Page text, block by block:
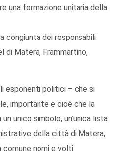
una formazione unitaria della
congiunta dei responsabili
di Matera, Frammartino,
esponenti politici – che si
importante e cioè che la
unico simbolo, un’unica lista
della città di Matera,
comune nomi e volti